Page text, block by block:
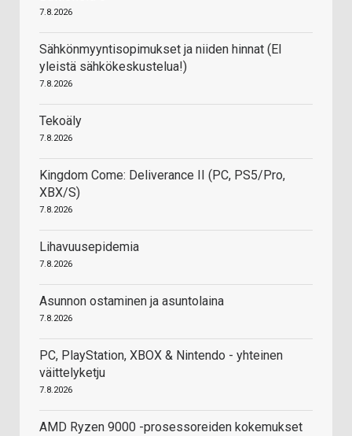
7.8.2026
Sähkönmyyntisopimukset ja niiden hinnat (EI
yleistä sähkökeskustelua!)
7.8.2026
Tekoäly
7.8.2026
Kingdom Come: Deliverance II (PC, PS5/Pro,
XBX/S)
7.8.2026
Lihavuusepidemia
7.8.2026
Asunnon ostaminen ja asuntolaina
7.8.2026
PC, PlayStation, XBOX & Nintendo - yhteinen
väittelyketju
7.8.2026
AMD Ryzen 9000 -prosessoreiden kokemukset